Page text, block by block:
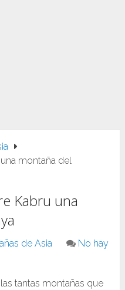
montaña del
Kabru una
de Asia
No hay
tantas montañas que